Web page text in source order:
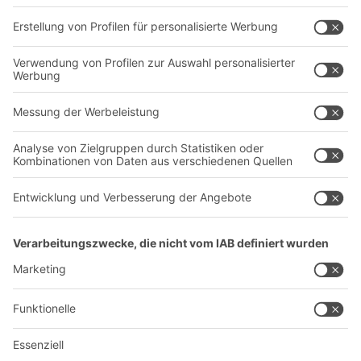
Transportsysteme
Unternehmen
Standorte weltweit
Produktionsstandorte
Follow us
BIT O
YOUR LIFE.
+43 (7224) 65 555-0